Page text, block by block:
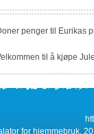
penger til Eurikas
til å kjøpe
for hjemmebruk.